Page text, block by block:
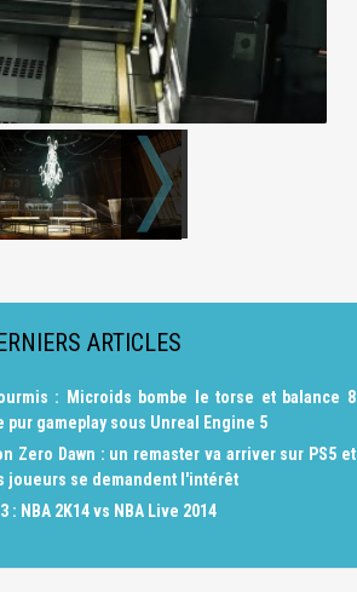
ARTICLES
: Microids bombe le torse et balance 8
pur gameplay sous Unreal Engine 5
Zero Dawn : un remaster va arriver sur PS5 et
joueurs se demandent l'intérêt
: NBA 2K14 vs NBA Live 2014